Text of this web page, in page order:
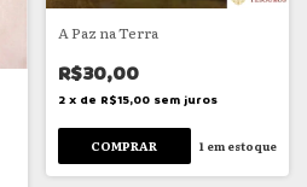
A Paz na Terra
R$30,00
2 x de R$15,00 sem juros
1 em estoque